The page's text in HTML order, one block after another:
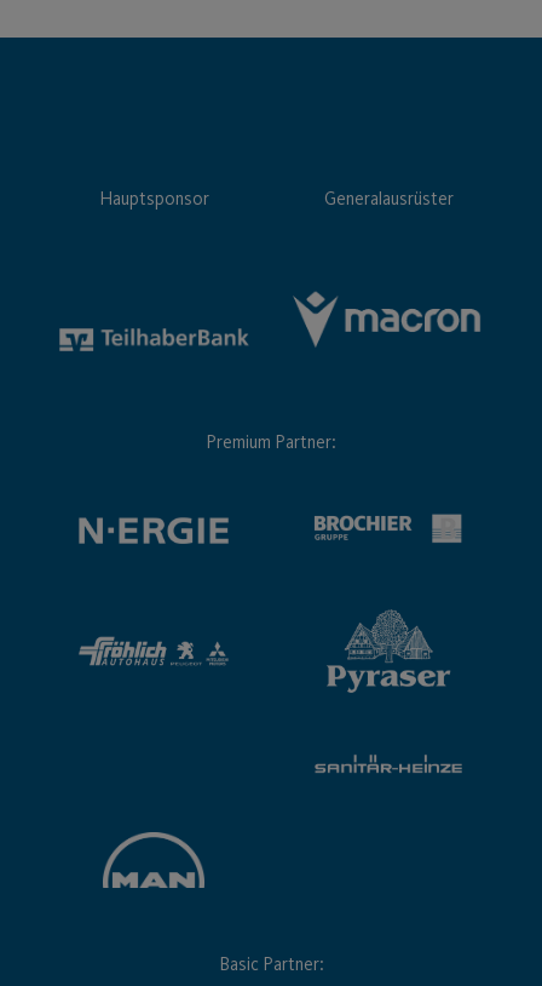
Hauptsponsor Generalausrüster
Premium Partner:
Basic Partner: